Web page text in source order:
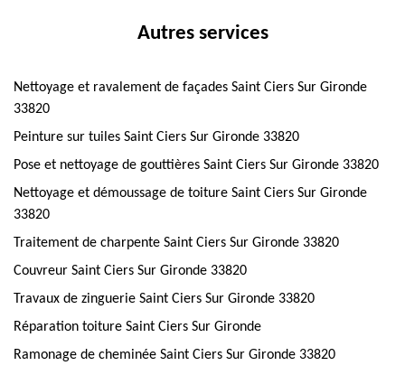
Autres services
Nettoyage et ravalement de façades Saint Ciers Sur Gironde
33820
Peinture sur tuiles Saint Ciers Sur Gironde 33820
Pose et nettoyage de gouttières Saint Ciers Sur Gironde 33820
Nettoyage et démoussage de toiture Saint Ciers Sur Gironde
33820
Traitement de charpente Saint Ciers Sur Gironde 33820
Couvreur Saint Ciers Sur Gironde 33820
Travaux de zinguerie Saint Ciers Sur Gironde 33820
Réparation toiture Saint Ciers Sur Gironde
Ramonage de cheminée Saint Ciers Sur Gironde 33820